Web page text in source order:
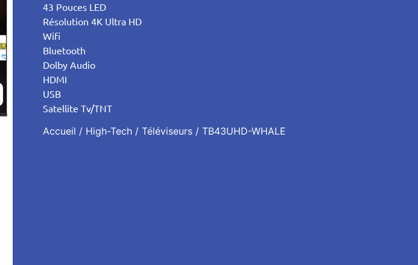
43 Pouces LED
Résolution 4K Ultra HD
Wifi
Bluetooth
Dolby Audio
HDMI
USB
Satellite Tv/TNT
Accueil / High-Tech / Téléviseurs / TB43UHD-WHALE